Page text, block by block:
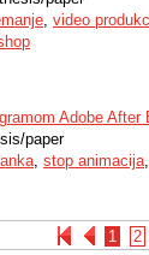
1 2
, video
Adobe After
paper
, stop animacija,